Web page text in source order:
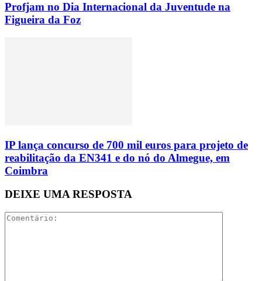
Profjam no Dia Internacional da Juventude na
Figueira da Foz
IP lança concurso de 700 mil euros para projeto de
reabilitação da EN341 e do nó do Almegue, em
Coimbra
DEIXE UMA RESPOSTA